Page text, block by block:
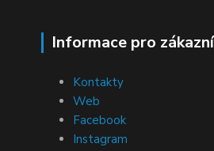
Informace pro
Kontakty
Web
Facebook
Instagram